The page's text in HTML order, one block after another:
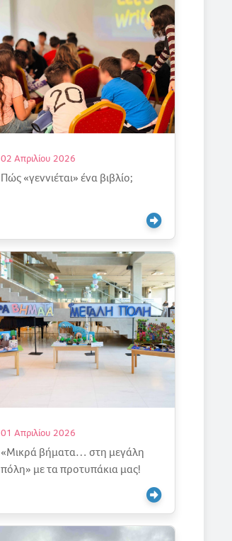
02 Απριλίου 2026
Πώς «γεννιέται» ένα βιβλίο;
01 Απριλίου 2026
«Μικρά βήματα… στη μεγάλη
πόλη» με τα προτυπάκια μας!